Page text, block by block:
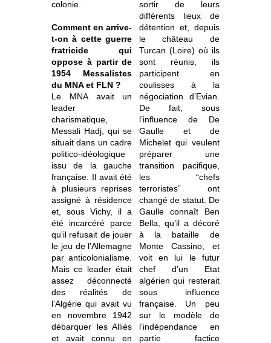
colonie.
Comment en arrive-
t-on à cette guerre
fratricide qui
oppose à partir de
1954 Messalistes
du MNA et FLN ?
Le MNA avait un
leader
charismatique,
Messali Hadj, qui se
situait dans un cadre
politico-idéologique
issu de la gauche
française. Il avait été
à plusieurs reprises
assigné à résidence
et, sous Vichy, il a
été incarcéré parce
qu’il refusait de jouer
le jeu de l’Allemagne
par anticolonialisme.
Mais ce leader était
assez déconnecté
des réalités de
l’Algérie qui avait vu
en novembre 1942
débarquer les Alliés
et avait connu en
sortir de leurs
différents lieux de
détention et, depuis
le château de
Turcan (Loire) où ils
sont réunis, ils
participent en
coulisses à la
négociation d’Evian.
De fait, sous
l’influence de De
Gaulle et de
Michelet qui veulent
préparer une
transition pacifique,
les “chefs
terroristes” ont
changé de statut. De
Gaulle connaît Ben
Bella, qu’il a décoré
à la bataille de
Monte Cassino, et
voit en lui le futur
chef d’un Etat
algérien qui resterait
sous influence
française. Un peu
sur le modèle de
l’indépendance en
partie factice